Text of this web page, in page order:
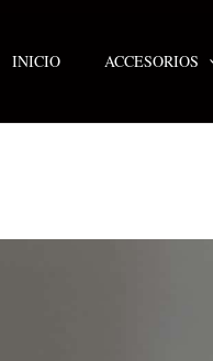
INICIO
ACCESORIOS